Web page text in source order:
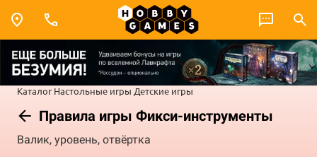
Каталог Настольные игры Детские игры
Правила игры Фикси-инструменты
Валик, уровень, отвёртка